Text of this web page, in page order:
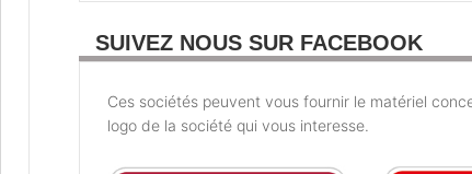
SUIVEZ NOUS SUR FACEBOOK
Ces sociétés peuvent vous fournir le matériel
logo de la société qui vous interesse.